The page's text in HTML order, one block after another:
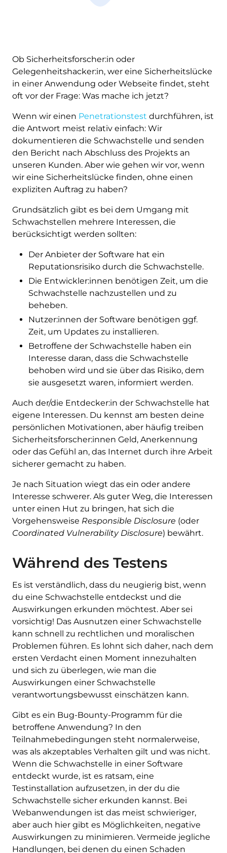
Ob Sicherheitsforscher:in oder
Gelegenheitshacker:in, wer eine Sicherheitslücke
in einer Anwendung oder Webseite findet, steht
oft vor der Frage: Was mache ich jetzt?
Wenn wir einen Penetrationstest durchführen, ist
die Antwort meist relativ einfach: Wir
dokumentieren die Schwachstelle und senden
den Bericht nach Abschluss des Projekts an
unseren Kunden. Aber wie gehen wir vor, wenn
wir eine Sicherheitslücke finden, ohne einen
expliziten Auftrag zu haben?
Grundsätzlich gibt es bei dem Umgang mit
Schwachstellen mehrere Interessen, die
berücksichtigt werden sollten:
Der Anbieter der Software hat ein
Reputationsrisiko durch die Schwachstelle.
Die Entwickler:innen benötigen Zeit, um die
Schwachstelle nachzustellen und zu
beheben.
Nutzer:innen der Software benötigen ggf.
Zeit, um Updates zu installieren.
Betroffene der Schwachstelle haben ein
Interesse daran, dass die Schwachstelle
behoben wird und sie über das Risiko, dem
sie ausgesetzt waren, informiert werden.
Auch der/die Entdecker:in der Schwachstelle hat
eigene Interessen. Du kennst am besten deine
persönlichen Motivationen, aber häufig treiben
Sicherheitsforscher:innen Geld, Anerkennung
oder das Gefühl an, das Internet durch ihre Arbeit
sicherer gemacht zu haben.
Je nach Situation wiegt das ein oder andere
Interesse schwerer. Als guter Weg, die Interessen
unter einen Hut zu bringen, hat sich die
Vorgehensweise Responsible Disclosure (oder
Coordinated Vulnerability Disclosure) bewährt.
Während des Testens
Es ist verständlich, dass du neugierig bist, wenn
du eine Schwachstelle entdeckst und die
Auswirkungen erkunden möchtest. Aber sei
vorsichtig! Das Ausnutzen einer Schwachstelle
kann schnell zu rechtlichen und moralischen
Problemen führen. Es lohnt sich daher, nach dem
ersten Verdacht einen Moment innezuhalten
und sich zu überlegen, wie man die
Auswirkungen einer Schwachstelle
verantwortungsbewusst einschätzen kann.
Gibt es ein Bug-Bounty-Programm für die
betroffene Anwendung? In den
Teilnahmebedingungen steht normalerweise,
was als akzeptables Verhalten gilt und was nicht.
Wenn die Schwachstelle in einer Software
entdeckt wurde, ist es ratsam, eine
Testinstallation aufzusetzen, in der du die
Schwachstelle sicher erkunden kannst. Bei
Webanwendungen ist das meist schwieriger,
aber auch hier gibt es Möglichkeiten, negative
Auswirkungen zu minimieren. Vermeide jegliche
Handlungen, bei denen du einen Schaden